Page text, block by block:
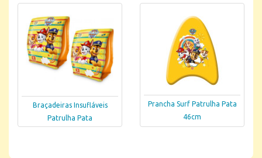
Braçadeiras Insufláveis
Patrulha Pata
Prancha Surf Patrulha Pata
46cm